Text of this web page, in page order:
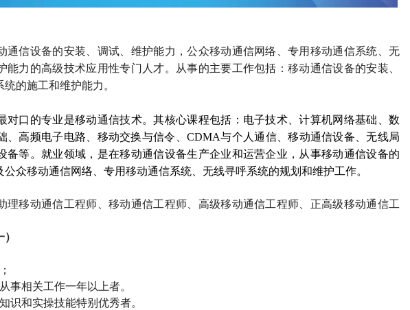
通信设备的安装、调试、维护能力，公众移动通信网络、专用移动通信系统、无
能力的高级技术应用性专门人才。从事的主要工作包括：移动通信设备的安装、
的施工和维护能力。
对口的专业是移动通信技术。其核心课程包括：电子技术、计算机网络基础、数
、高频电子电路、移动交换与信令、CDMA与个人通信、移动通信设备、无线局
备等。就业领域，是在移动通信设备生产企业和运营企业，从事移动通信设备的
公众移动通信网络、专用移动通信系统、无线寻呼系统的规划和维护工作。
理移动通信工程师、移动通信工程师、高级移动通信工程师、正高级移动通信工
事相关工作一年以上者。
识和实操技能特别优秀者。